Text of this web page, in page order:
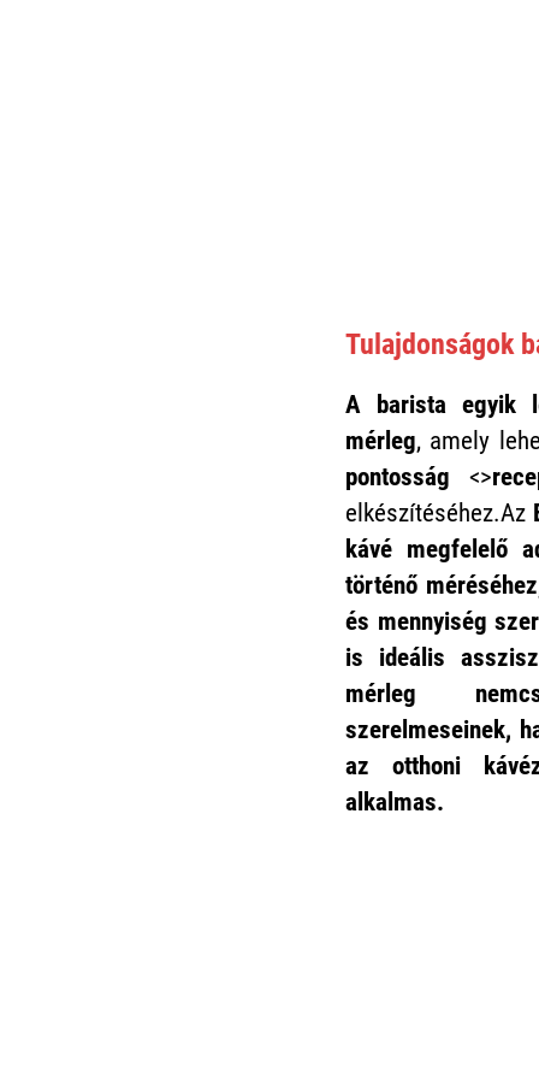
Tulajdonságok
A barista egyik
mérleg, amely
pontosság <>
elkészítéséhez.Az
kávé megfelelő
történő méréséhez
és mennyiség
is ideális
mérleg
szerelmeseinek,
az otthoni
alkalmas.